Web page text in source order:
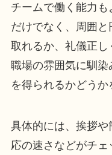
チームで働く能力も
だけでなく、周囲
取れるか、礼儀正し
職場の雰囲気に馴
を得られるかどうか
具体的には、挨拶
応の速さなどがチ